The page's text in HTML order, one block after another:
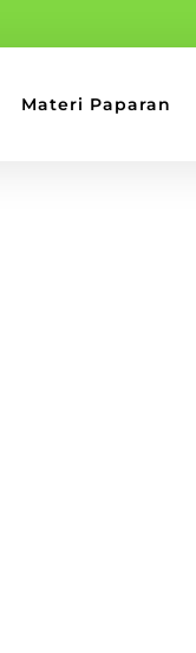
Materi Paparan